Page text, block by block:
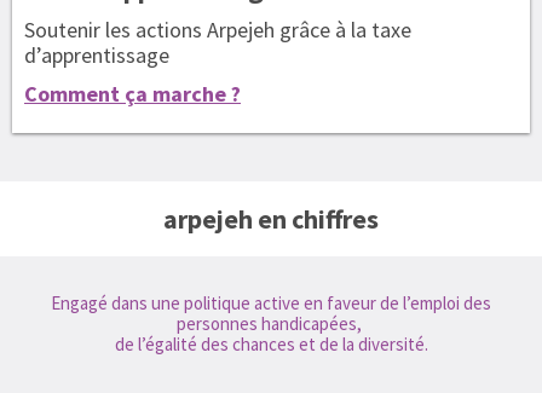
Soutenir les actions Arpejeh grâce à la taxe
d’apprentissage
Comment ça marche ?
arpejeh en chiffres
Engagé dans une politique active en faveur de l’emploi des
personnes handicapées,
de l’égalité des chances et de la diversité.